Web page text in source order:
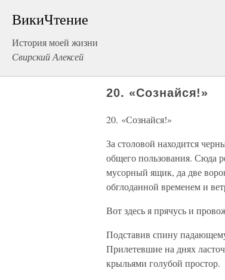
ВикиЧтение
История моей жизни
Свирский Алексей
20. «Сознайся!»
20. «Сознайся!»
За столовой находится
общего пользования. Сюда
мусорный ящик, да две
обглоданной временем и
Вот здесь я прячусь и
Подставив спину
Прилетевшие на днях
крыльями голубой простор.